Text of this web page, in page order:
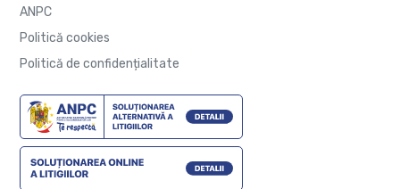
ANPC
Politică cookies
Politică de confidențialitate